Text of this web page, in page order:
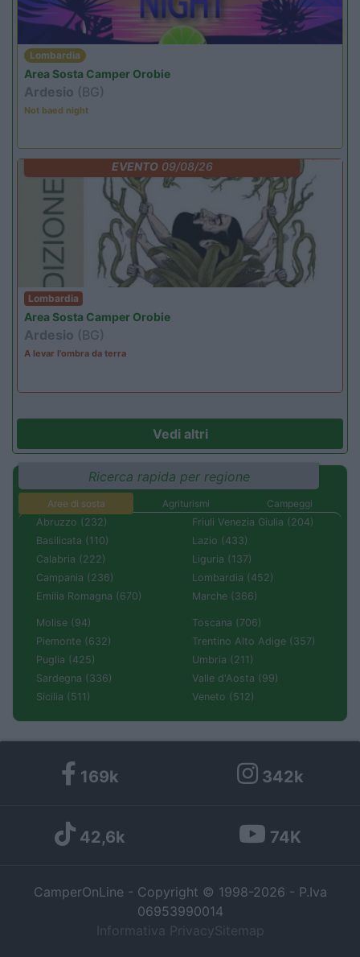
Lombardia
Area Sosta Camper Orobie
Ardesio (BG)
Not baed night
EVENTO09/08/26
Lombardia
Area Sosta Camper Orobie
Ardesio (BG)
A levar l'ombra da terra
Vedi altri
Ricerca rapida per regione
Aree di sosta Agriturismi
Campeggi
Abruzzo (232)
Basilicata (110)
Calabria (222)
Campania (236)
Emilia Romagna (670)
Friuli Venezia Giulia (204)
Lazio (433)
Liguria (137)
Lombardia (452)
Marche (366)
Molise (94)
Piemonte (632)
Puglia (425)
Sardegna (336)
Sicilia (511)
Toscana (706)
Trentino Alto Adige (357)
Umbria (211)
Valle d'Aosta (99)
Veneto (512)
169k 342k
42,6k 74K
CamperOnLine - Copyright © 1998-2026 - P.Iva
06953990014
Informativa Privacy Sitemap